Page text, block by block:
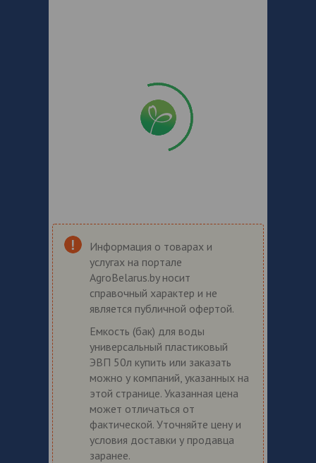
Информация о товарах и
услугах на портале
AgroBelarus.by носит
справочный характер и не
является публичной офертой.
Емкость (бак) для воды
универсальный пластиковый
ЭВП 50л купить или заказать
можно у компаний, указанных на
этой странице. Указанная цена
может отличаться от
фактической. Уточняйте цену и
условия доставки у продавца
заранее.